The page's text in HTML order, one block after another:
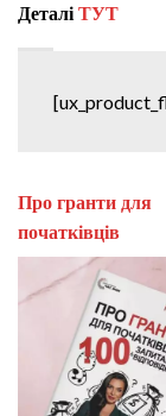
Деталі ТУТ
Про гранти для
початківців